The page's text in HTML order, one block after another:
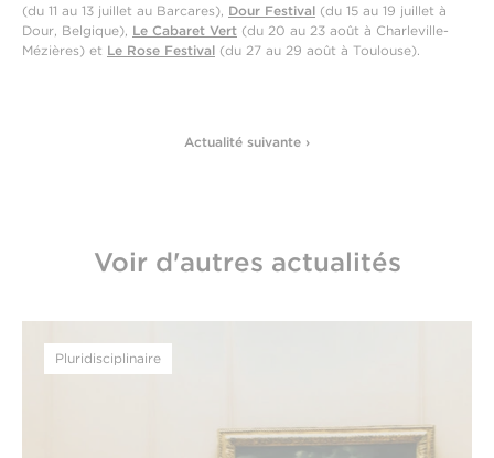
(du 11 au 13 juillet au Barcares), Dour Festival (du 15 au 19 juillet à
Dour, Belgique), Le Cabaret Vert (du 20 au 23 août à Charleville-
Mézières) et Le Rose Festival (du 27 au 29 août à Toulouse).
Actualité suivante ›
Voir d'autres actualités
Pluridisciplinaire